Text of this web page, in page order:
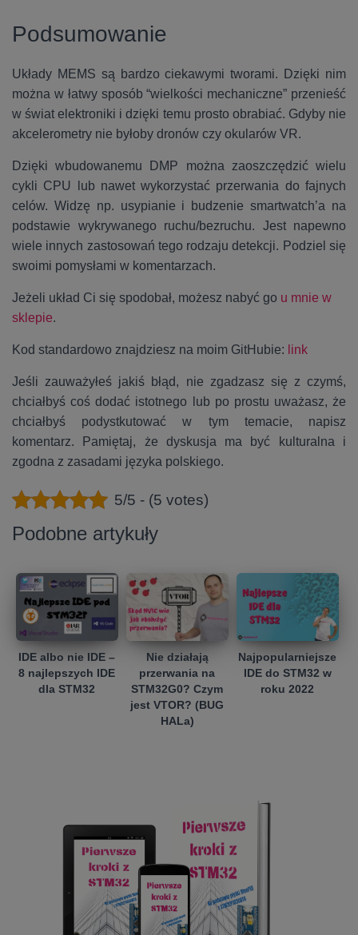
Podsumowanie
Układy MEMS są bardzo ciekawymi tworami. Dzięki nim
można w łatwy sposób “wielkości mechaniczne” przenieść
w świat elektroniki i dzięki temu prosto obrabiać. Gdyby nie
akcelerometry nie byłoby dronów czy okularów VR.
Dzięki wbudowanemu DMP można zaoszczędzić wielu
cykli CPU lub nawet wykorzystać przerwania do fajnych
celów. Widzę np. usypianie i budzenie smartwatch’a na
podstawie wykrywanego ruchu/bezruchu. Jest napewno
wiele innych zastosowań tego rodzaju detekcji. Podziel się
swoimi pomysłami w komentarzach.
Jeżeli układ Ci się spodobał, możesz nabyć go u mnie w
sklepie.
Kod standardowo znajdziesz na moim GitHubie: link
Jeśli zauważyłeś jakiś błąd, nie zgadzasz się z czymś,
chciałbyś coś dodać istotnego lub po prostu uważasz, że
chciałbyś podystkutować w tym temacie, napisz
komentarz. Pamiętaj, że dyskusja ma być kulturalna i
zgodna z zasadami języka polskiego.
5/5 - (5 votes)
Podobne artykuły
IDE albo nie IDE –
8 najlepszych IDE
dla STM32
Nie działają
przerwania na
STM32G0? Czym
jest VTOR? (BUG
HALa)
Najpopularniejsze
IDE do STM32 w
roku 2022